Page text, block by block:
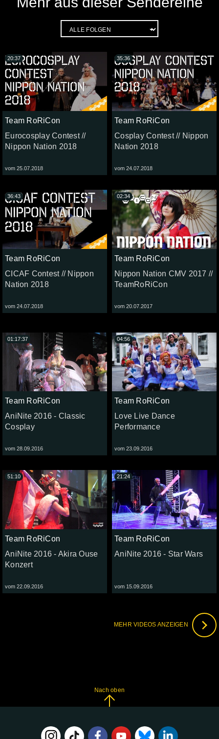
Team RoRiCon
Eurocosplay Contest //
Nippon Nation 2018
vom 25.07.2018
20:37
Team RoRiCon
Cosplay Contest // Nippon
Nation 2018
vom 24.07.2018
35:36
Team RoRiCon
CICAF Contest // Nippon
Nation 2018
vom 24.07.2018
36:43
Team RoRiCon
Nippon Nation CMV 2017 //
TeamRoRiCon
vom 20.07.2017
02:34
Team RoRiCon
AniNite 2016 - Classic
Cosplay
vom 28.09.2016
01:17:37
Team RoRiCon
Love Live Dance
Performance
vom 23.09.2016
04:56
Team RoRiCon
AniNite 2016 - Akira Ouse
Konzert
vom 22.09.2016
51:10
Team RoRiCon
AniNite 2016 - Star Wars
vom 15.09.2016
21:24
MEHR VIDEOS ANZEIGEN
Nach oben